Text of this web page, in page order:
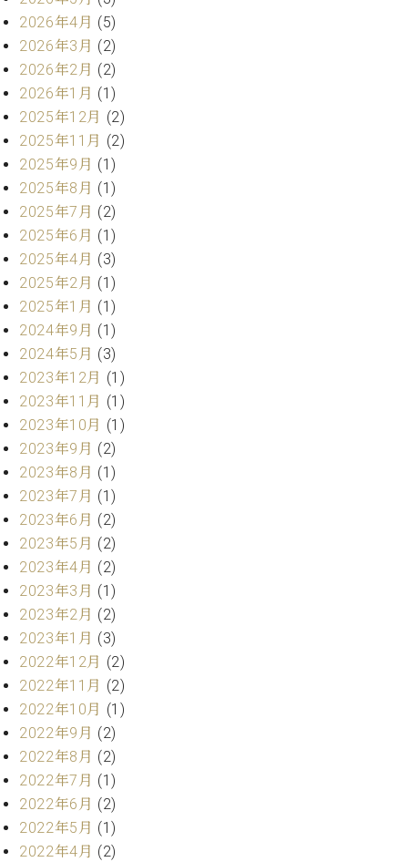
ラ
イ
ト
ピ
ア
ノ
C.
ベ
ヒ
シ
ュ
タ
イ
ン
ア
カ
デ
ー
W.
ホ
フ
マ
ン
プ
ロ
フ
ェ
ッ
シ
ョ
ナ
ル
W.
ホ
フ
マ
ン
室
ピ
ア
ノ
の
ン
シ
ェ
ル
ジ
ア
ク
セ
ス
セン
トラ
京の
ご案
内
(PDF)
お
い
合
わ
せ
本
社
：
八
王
子
技
術
営
業
セ
ン
2026年4月 (5)
2026年3月 (2)
2026年2月 (2)
2026年1月 (1)
2025年12月 (2)
2025年11月 (2)
2025年9月 (1)
2025年8月 (1)
2025年7月 (2)
2025年6月 (1)
2025年4月 (3)
2025年2月 (1)
2025年1月 (1)
2024年9月 (1)
2024年5月 (3)
2023年12月 (1)
2023年11月 (1)
2023年10月 (1)
2023年9月 (2)
2023年8月 (1)
2023年7月 (1)
2023年6月 (2)
2023年5月 (2)
2023年4月 (2)
2023年3月 (1)
2023年2月 (2)
2023年1月 (3)
2022年12月 (2)
2022年11月 (2)
2022年10月 (1)
2022年9月 (2)
2022年8月 (2)
2022年7月 (1)
2022年6月 (2)
2022年5月 (1)
2022年4月 (2)